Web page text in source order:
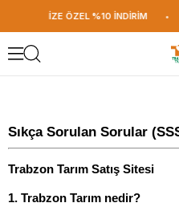
ÖZEL %10 İNDİRİM
Sıkça Sorulan Sorular
Trabzon Tarım Satış Sitesi
1. Trabzon Tarım nedir?